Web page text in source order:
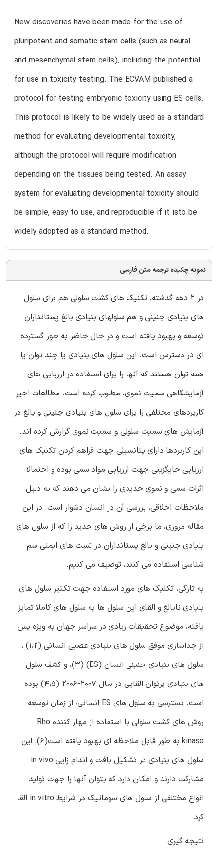
New discoveries have been made for the use of
pluripotent and somatic stem cells (such as neural
and mesenchymal stem cells), including the potential
for use in toxicity testing. The ECVAM published a
protocol for testing embryonic toxicity using ES cells.
This protocol is likely to be widely used as a standard
method for evaluating developmental toxicity,
although the protocol will require modification
depending on the tissues being tested. An assay
system for evaluating developmental toxicity should
be simple, easy to use, and reproducible if it isto be
widely adopted as a standard method.
نمونه چکیده ترجمه متن فارسی
در 2 دهه گذشته، تکنیک های کشت سلولی هم برای سلول
های بنیادی جنینی و هم سلولهای بنیادی بالغ پستانداران
توسعه و بهبود یافته است و در حال حاضر به طور گسترده
ای در دسترس است. این سلول های بنیادی یا چند توان یا
همه توان هستند که آنها را برای استفاده در ارزیابی های
آزمایشگاهی سمیت نموی، مطلوب کرده است. مطالعات اخیر
کاربردهای مختلفی را برای سلول های بنیادی جنینی و بالغ در
آزمایش های سمیت سلولی و سمیت نموی گزارش کرده اند.
این کاربردها دارای پتانسیلی جهت فراهم کردن تکنیک های
ارزیابی جایگزینی جهت ارزیابی مواد سمی بوده و احتمالا
اثرات سمی و نموی جدیدی را نشان می دهند که به دلیل
ملاحظات اخلاقی، بررسی آن در انسان دشوار است. در این
مقاله مروری، ما برخی از روش های جدید را که از سلول های
بنیادی جنینی و بالغ پستانداران در تست های ایمنی سم
شناسی استفاده می کنند، توصیف می کنیم.
به تازگی، تکنیک های مورد استفاده جهت تکثیر سلول های
بنیادی نابالغ و القای این سلول ها به سلول های کاملا تمایز
یافته، موضوع تحقیقات زیادی در سراسر جهان به ویژه پس
از جداسازی موفق سلول های بنیادی عصبی انسانی (1،2) ،
سلول های بنیادی جنینی انسان (ES) (3)، و کشف سلول
های بنیادی پرتوان القایی در سال 2007-2006 (4،5) بوده
است. دسترسی به سلول های ES انسانی، از زمان توسعه
روش های کشت سلولی با استفاده از مهار کننده Rho
kinase به طور قابل ملاحظه ای بهبود یافته است(6). این
سلول های بنیادی در تشکیل بافت و اندام زایی in vivo
مشارکت دارند و امکان دارد که بتوان آنها را جهت تولید
انواع مختلفی از سلول های سوماتیک در شرایط in vitro القا
کرد.
نتیجه گیری